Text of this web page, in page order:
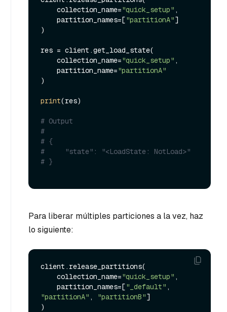
    collection_name=
"quick_setup" ,
    partition_names=[
"partitionA"]
)
res = client.get_load_state(
    collection_name=
"quick_setup" ,
    partition_name=
"partitionA"
)
print(res)
# Output
#
# {
#     "state": "<LoadState: NotLoad>"
# }
Para liberar múltiples particiones a la vez, haz
lo siguiente:
client.release_partitions(
    collection_name=
"quick_setup" ,
    partition_names=[
"_default"
"partitionA" , "partitionB"]
)